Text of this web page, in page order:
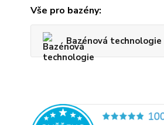
Vše pro bazény:
Bazénová technologie